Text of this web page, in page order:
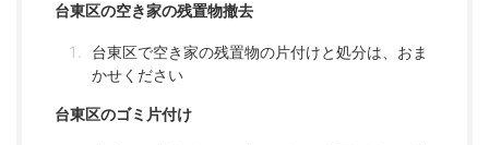
台東区の空き家の残置物撤去
台東区で空き家の残置物の片付けと処分は、おま
かせください
台東区のゴミ片付け